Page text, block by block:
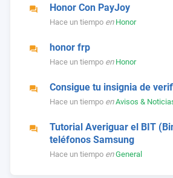
Honor Con PayJoy
Hace un tiempo en Honor
honor frp
Hace un tiempo en Honor
Consigue tu insignia de
Hace un tiempo enAvisos &
Tutorial Averiguar el BIT
teléfonos Samsung
Hace un tiempo enGeneral